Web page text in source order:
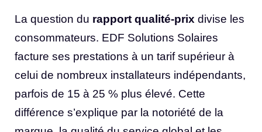
La question du rapport qualité-prix divise les
consommateurs. EDF Solutions Solaires
facture ses prestations à un tarif supérieur à
celui de nombreux installateurs indépendants,
parfois de 15 à 25 % plus élevé. Cette
différence s’explique par la notoriété de la